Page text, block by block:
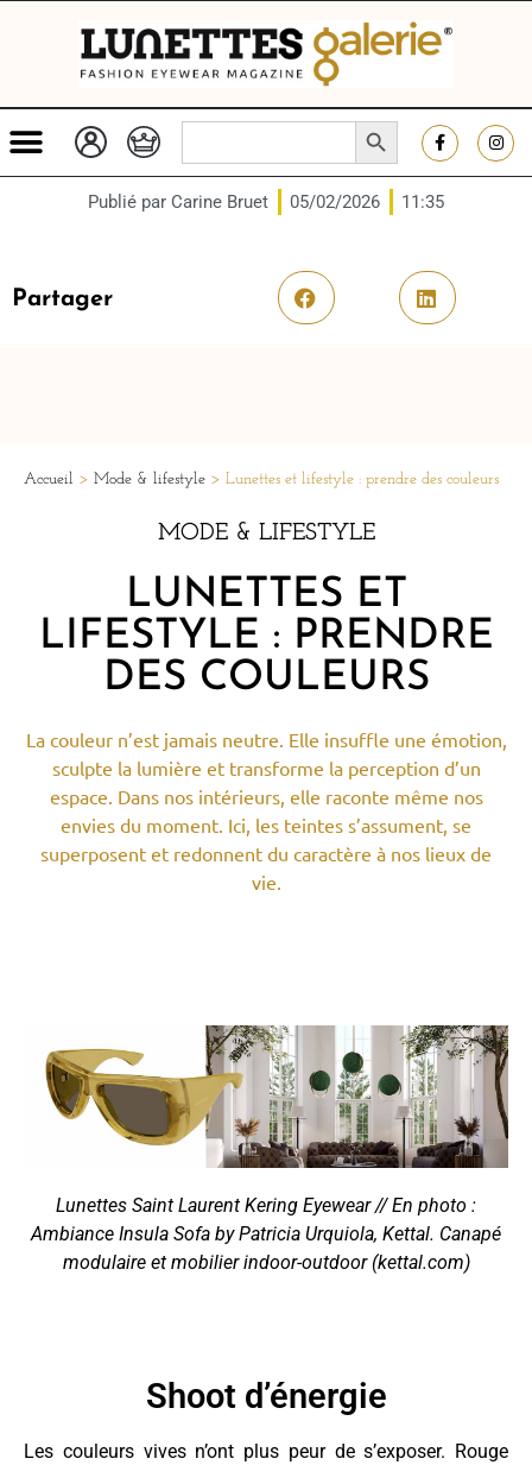
Search
SEARCH BUTTON
Publié par Carine Bruet 05/02/2026 11:35
Partager
Accueil > Mode & lifestyle > Lunettes et lifestyle : prendre des couleurs
MODE & LIFESTYLE
LUNETTES ET
LIFESTYLE : PRENDRE
DES COULEURS
La couleur n’est jamais neutre. Elle insuffle une émotion,
sculpte la lumière et transforme la perception d’un
espace. Dans nos intérieurs, elle raconte même nos
envies du moment. Ici, les teintes s’assument, se
superposent et redonnent du caractère à nos lieux de
vie.
Lunettes Saint Laurent Kering Eyewear // En photo :
Ambiance Insula Sofa by Patricia Urquiola, Kettal. Canapé
modulaire et mobilier indoor-outdoor (kettal.com)
Shoot d’énergie
Les couleurs vives n’ont plus peur de s’exposer. Rouge